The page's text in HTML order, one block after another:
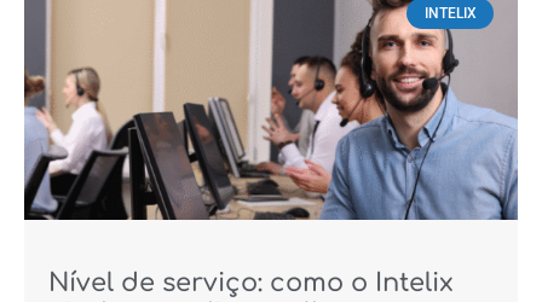
INTELIX
Nível de serviço: como o Intelix